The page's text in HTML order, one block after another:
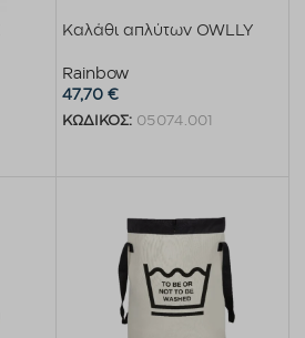
Καλάθι απλύτων OWLLY
Rainbow
47,70€
ΚΩΔΙΚΟΣ: 05074.001